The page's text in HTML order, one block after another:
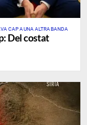
CAP A UNA ALTRA BANDA
Del costat